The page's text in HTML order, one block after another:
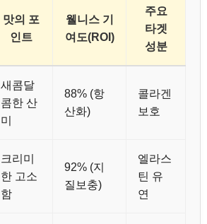
맛의 포
인트
웰니스 기
여도(ROI)
주요
타겟
성분
새콤달
콤한 산
미
88% (항
산화)
콜라겐
보호
크리미
한 고소
함
92% (지
질보충)
엘라스
틴 유
연